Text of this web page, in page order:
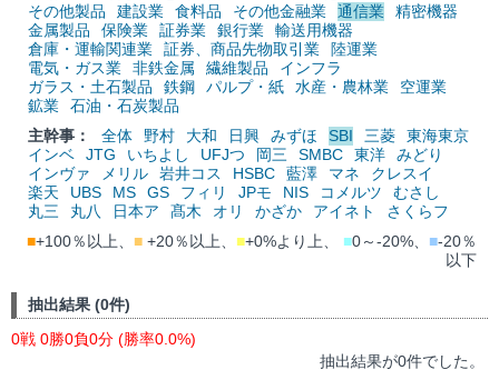
その他製品
建設業 食料品 その他金融業 通信業
精密機器
金属製品
保険業 証券業 銀行業
輸送用機器
倉庫・運輸関連業
証券、商品先物取引業
陸運業
電気・ガス業
非鉄金属 繊維製品
インフラ
ガラス・土石製品
鉄鋼 パルプ・紙 水産・農林業
空運業
鉱業
石油・石炭製品
主幹事：
全体 野村 大和 日興 みずほ SBI 三菱
東海東京
インベ
JTG いちよし UFJつ 岡三 SMBC 東洋
みどり
インヴァ
メリル 岩井コス HSBC 藍澤 マネ
クレスイ
楽天
UBS MS GS フィリ JPモ NIS コメルツ
むさし
丸三
丸八 日本ア 髙木 オリ かざか アイネト
さくらフ
■+100％以上、 ■ +20％以上、 ■+0%より上、 ■0～-20%、 ■-20％
以下
抽出結果 (0件)
0戦 0勝0負0分 (勝率0.0%)
抽出結果が0件でした。